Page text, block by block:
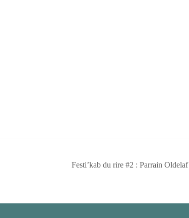
Festi’kab du rire #2 : Parrain Oldelaf